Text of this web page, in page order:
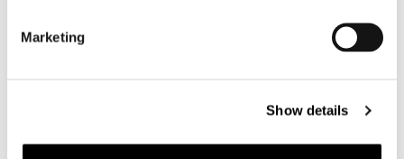
Marketing
Show details
Motorkleding dames